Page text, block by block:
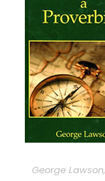
George Lawson,